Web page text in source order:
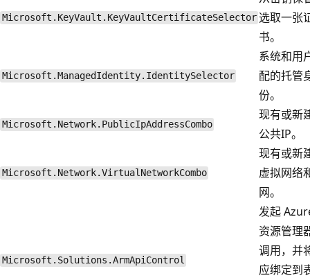
Microsoft.KeyVault.KeyVaultCertificateSelector 选取一张
书。
Microsoft.ManagedIdentity.IdentitySelector
系统和用
配的托管
份。
Microsoft.Network.PublicIpAddressCombo
现有或新
公共IP。
Microsoft.Network.VirtualNetworkCombo
现有或新
虚拟网络
网。
Microsoft.Solutions.ArmApiControl
发起
资源管理
调用，并
应绑定到